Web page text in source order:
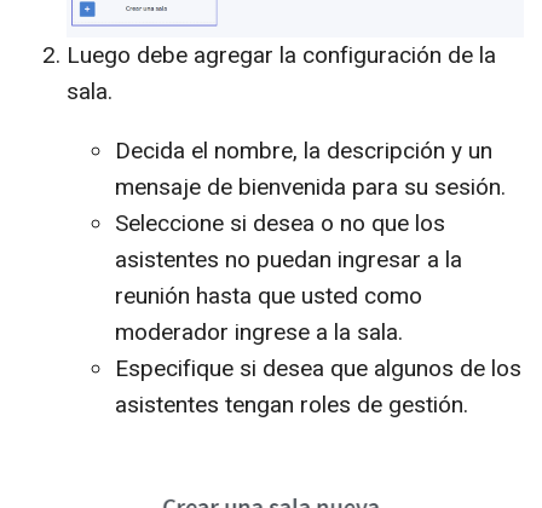
Luego debe agregar la configuración de la
sala.
Decida el nombre, la descripción y un
mensaje de bienvenida para su sesión.
Seleccione si desea o no que los
asistentes no puedan ingresar a la
reunión hasta que usted como
moderador ingrese a la sala.
Especifique si desea que algunos de los
asistentes tengan roles de gestión.